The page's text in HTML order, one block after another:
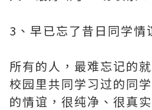
3、早已忘了昔日同学情
所有的人，最难忘记的
校园里共同学习过的同
的情谊，很纯净、很真